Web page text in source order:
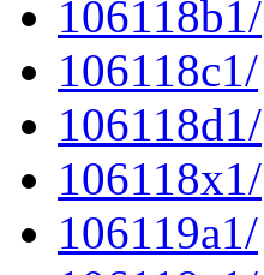
106118b1/
106118c1/
106118d1/
106118x1/
106119a1/